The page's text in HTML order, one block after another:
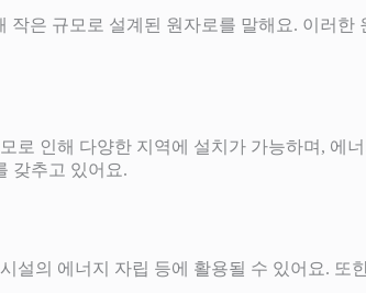
작은 규모로 설계된 원자로를 말해요. 이러
로 인해 다양한 지역에 설치가 가능하며, 에
갖추고 있어요.
의 에너지 자립 등에 활용될 수 있어요. 또